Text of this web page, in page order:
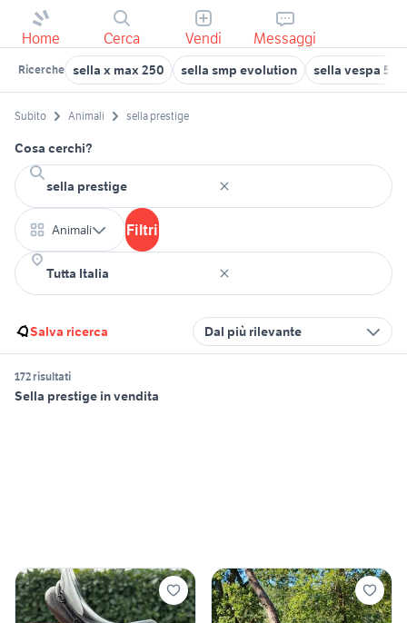
Home Cerca Vendi Messaggi
Ricerche sella x max 250 sella smp evolution sella vespa 50
Subito Animali sella prestige
Cosa cerchi?
Animali Filtri
Salva ricerca Dal più rilevante
172 risultati
Sella prestige in vendita